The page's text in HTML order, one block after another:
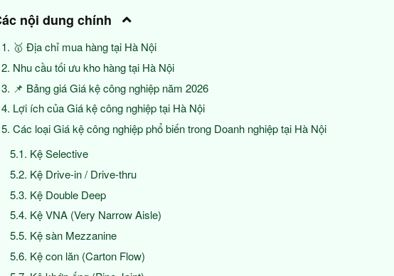
nội dung chính
🥇 Địa chỉ mua hàng tại Hà Nội
Nhu cầu tối ưu kho hàng tại Hà Nội
📌 Bảng giá Giá kệ công nghiệp năm 2026
Lợi ích của Giá kệ công nghiệp tại Hà Nội
Các loại Giá kệ công nghiệp phổ biến trong Doanh nghiệp tại Hà Nội
Kệ Selective
Kệ Drive-in / Drive-thru
Kệ Double Deep
Kệ VNA (Very Narrow Aisle)
Kệ sàn Mezzanine
Kệ con lăn (Carton Flow)